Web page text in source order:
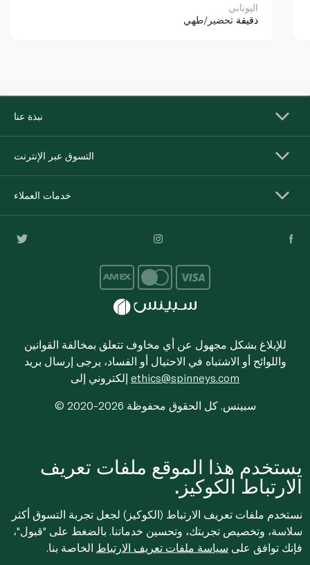
اليوناني
دقيقة تحضير/طهي
نبذة عنا
التسوق عبر الإنترنت
خدمات العملاء
للإبلاغ بشكل مجهول عن أي مخاوف تتعلق بمخالفة القوانين
واللوائح أو الاشتباه في الاحتيال أو الفساد، يرجى إرسال بريد
ethics@spinneys.com
© 2020-2026 سبينس. كل الحقوق محفوظة
يستخدم هذا الموقع ملفات تعريف
الارتباط الكوكيز.
نستخدم ملفات تعريف الارتباط (الكوكيز) لجعل تجربة التسوق أكثر
سلاسة، وتخصيص تجربتك، وتحسين خدماتنا. بالضغط على "قبول"،
فإنك توافق على سياسة ملفات تعريف الارتباط الخاصة بنا.